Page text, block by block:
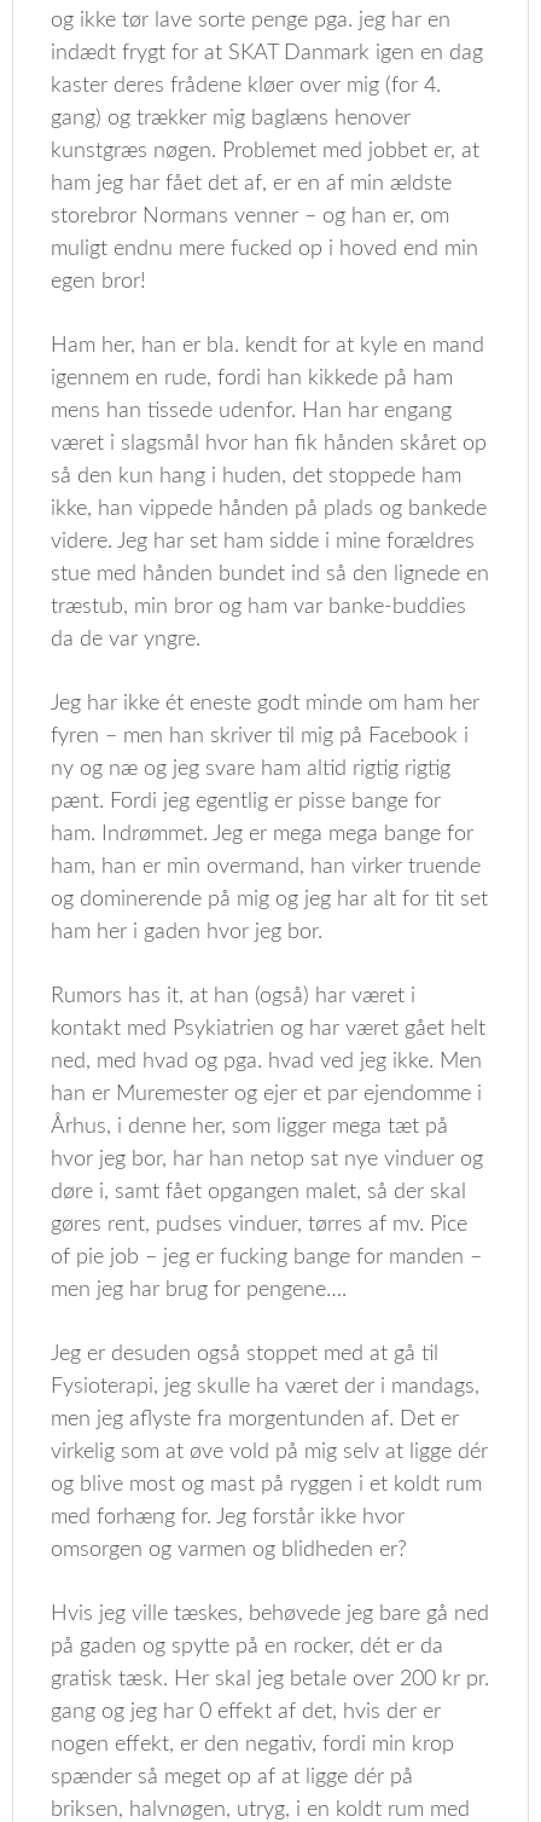
og ikke tør lave sorte penge pga. jeg har en
indædt frygt for at SKAT Danmark igen en dag
kaster deres frådene kløer over mig (for 4.
gang) og trækker mig baglæns henover
kunstgræs nøgen. Problemet med jobbet er, at
ham jeg har fået det af, er en af min ældste
storebror Normans venner – og han er, om
muligt endnu mere fucked op i hoved end min
egen bror!
Ham her, han er bla. kendt for at kyle en mand
igennem en rude, fordi han kikkede på ham
mens han tissede udenfor. Han har engang
været i slagsmål hvor han fik hånden skåret op
så den kun hang i huden, det stoppede ham
ikke, han vippede hånden på plads og bankede
videre. Jeg har set ham sidde i mine forældres
stue med hånden bundet ind så den lignede en
træstub, min bror og ham var banke-buddies
da de var yngre.
Jeg har ikke ét eneste godt minde om ham her
fyren – men han skriver til mig på Facebook i
ny og næ og jeg svare ham altid rigtig rigtig
pænt. Fordi jeg egentlig er pisse bange for
ham. Indrømmet. Jeg er mega mega bange for
ham, han er min overmand, han virker truende
og dominerende på mig og jeg har alt for tit set
ham her i gaden hvor jeg bor.
Rumors has it, at han (også) har været i
kontakt med Psykiatrien og har været gået helt
ned, med hvad og pga. hvad ved jeg ikke. Men
han er Muremester og ejer et par ejendomme i
Århus, i denne her, som ligger mega tæt på
hvor jeg bor, har han netop sat nye vinduer og
døre i, samt fået opgangen malet, så der skal
gøres rent, pudses vinduer, tørres af mv. Pice
of pie job – jeg er fucking bange for manden –
men jeg har brug for pengene….
Jeg er desuden også stoppet med at gå til
Fysioterapi, jeg skulle ha været der i mandags,
men jeg aflyste fra morgentunden af. Det er
virkelig som at øve vold på mig selv at ligge dér
og blive most og mast på ryggen i et koldt rum
med forhæng for. Jeg forstår ikke hvor
omsorgen og varmen og blidheden er?
Hvis jeg ville tæskes, behøvede jeg bare gå ned
på gaden og spytte på en rocker, dét er da
gratisk tæsk. Her skal jeg betale over 200 kr pr.
gang og jeg har 0 effekt af det, hvis der er
nogen effekt, er den negativ, fordi min krop
spænder så meget op af at ligge dér på
briksen, halvnøgen, utryg, i en koldt rum med